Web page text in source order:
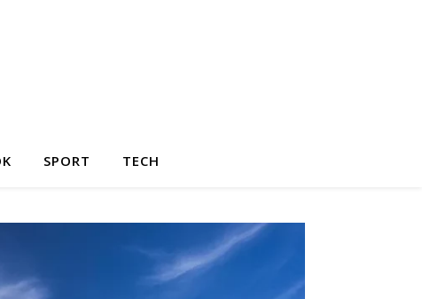
SPORT TECH